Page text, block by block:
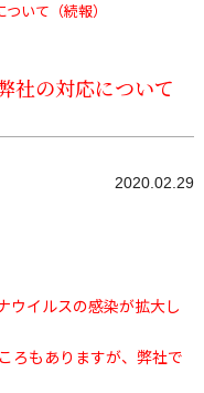
いて（続報）
社の対応について
2020.02.29
ウイルスの感染が拡大し
ろもありますが、弊社で